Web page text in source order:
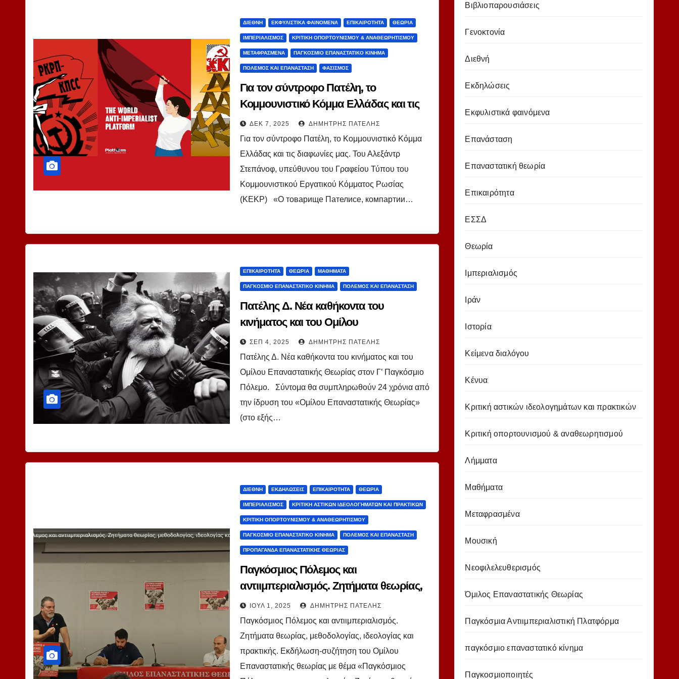
ΔΙΕΘΝΉ ΕΚΦΥΛΙΣΤΙΚΆ ΦΑΙΝΌΜΕΝΑ ΕΠΙΚΑΙΡΌΤΗΤΑ ΘΕΩΡΊΑ
ΙΜΠΕΡΙΑΛΙΣΜΌΣ ΚΡΙΤΙΚΉ ΟΠΟΡΤΟΥΝΙΣΜΟΎ & ΑΝΑΘΕΩΡΗΤΙΣΜΟΎ
ΜΕΤΑΦΡΑΣΜΈΝΑ ΠΑΓΚΌΣΜΙΟ ΕΠΑΝΑΣΤΑΤΙΚΌ ΚΊΝΗΜΑ
ΠΌΛΕΜΟΣ ΚΑΙ ΕΠΑΝΆΣΤΑΣΗ ΦΑΣΙΣΜΌΣ
Για τον σύντροφο Πατέλη, το
Κομμουνιστικό Κόμμα Ελλάδας και τις
διαφωνίες μας. Του Αλεξάντρ
Στεπάνοφ, ΚΕΚΡ
ΔΕΚ 7, 2025 ΔΗΜΉΤΡΗΣ ΠΑΤΈΛΗΣ
Για τον σύντροφο Πατέλη, το Κομμουνιστικό Κόμμα
Ελλάδας και τις διαφωνίες μας. Του Αλεξάντρ
Στεπάνοφ, υπεύθυνου του Γραφείου Τύπου του
Κομμουνιστικού Εργατικού Κόμματος Ρωσίας
(ΚΕΚΡ) «О товарище Пателисе, компартии…
ΕΠΙΚΑΙΡΌΤΗΤΑ ΘΕΩΡΊΑ ΜΑΘΉΜΑΤΑ
ΠΑΓΚΌΣΜΙΟ ΕΠΑΝΑΣΤΑΤΙΚΌ ΚΊΝΗΜΑ ΠΌΛΕΜΟΣ ΚΑΙ ΕΠΑΝΆΣΤΑΣΗ
Πατέλης Δ. Νέα καθήκοντα του
κινήματος και του Ομίλου
Επαναστατικής Θεωρίας στον Γ’
Παγκόσμιο Πόλεμο.
ΣΕΠ 4, 2025 ΔΗΜΉΤΡΗΣ ΠΑΤΈΛΗΣ
Πατέλης Δ. Νέα καθήκοντα του κινήματος και του
Ομίλου Επαναστατικής Θεωρίας στον Γ’ Παγκόσμιο
Πόλεμο. Σύντομα θα συμπληρωθούν 24 χρόνια από
την ίδρυση του «Ομίλου Επαναστατικής Θεωρίας»
(στο εξής…
ΔΙΕΘΝΉ ΕΚΔΗΛΏΣΕΙΣ ΕΠΙΚΑΙΡΌΤΗΤΑ ΘΕΩΡΊΑ
ΙΜΠΕΡΙΑΛΙΣΜΌΣ ΚΡΙΤΙΚΉ ΑΣΤΙΚΏΝ ΙΔΕΟΛΟΓΗΜΆΤΩΝ ΚΑΙ ΠΡΑΚΤΙΚΏΝ
ΚΡΙΤΙΚΉ ΟΠΟΡΤΟΥΝΙΣΜΟΎ & ΑΝΑΘΕΩΡΗΤΙΣΜΟΎ
ΠΑΓΚΌΣΜΙΟ ΕΠΑΝΑΣΤΑΤΙΚΌ ΚΊΝΗΜΑ ΠΌΛΕΜΟΣ ΚΑΙ ΕΠΑΝΆΣΤΑΣΗ
ΠΡΟΠΑΓΆΝΔΑ ΕΠΑΝΑΣΤΑΤΙΚΉΣ ΘΕΩΡΊΑΣ
Παγκόσμιος Πόλεμος και
αντιιμπεριαλισμός. Ζητήματα θεωρίας,
μεθοδολογίας, ιδεολογίας και πρακτικής
(video).
ΙΟΎΛ 1, 2025 ΔΗΜΉΤΡΗΣ ΠΑΤΈΛΗΣ
Παγκόσμιος Πόλεμος και αντιιμπεριαλισμός.
Ζητήματα θεωρίας, μεθοδολογίας, ιδεολογίας και
πρακτικής. Εκδήλωση-συζήτηση του Ομίλου
Επαναστατικής θεωρίας με θέμα «Παγκόσμιος
Βιβλιοπαρουσιάσεις
Γενοκτονία
Διεθνή
Εκδηλώσεις
Εκφυλιστικά φαινόμενα
Επανάσταση
Επαναστατική θεωρία
Επικαιρότητα
ΕΣΣΔ
Θεωρία
Ιμπεριαλισμός
Ιράν
Ιστορία
Κείμενα διαλόγου
Κένυα
Κριτική αστικών ιδεολογημάτων και πρακτικών
Κριτική οπορτουνισμού & αναθεωρητισμού
Λήμματα
Μαθήματα
Μεταφρασμένα
Μουσική
Νεοφιλελευθερισμός
Όμιλος Επαναστατικής Θεωρίας
Παγκόσμια Αντιιμπεριαλιστική Πλατφόρμα
παγκόσμιο επαναστατικό κίνημα
Παγκοσμιοποιητές